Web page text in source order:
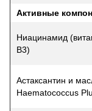
Активные
Ниацинамид
В3)
Астаксантин и
Haematococcus